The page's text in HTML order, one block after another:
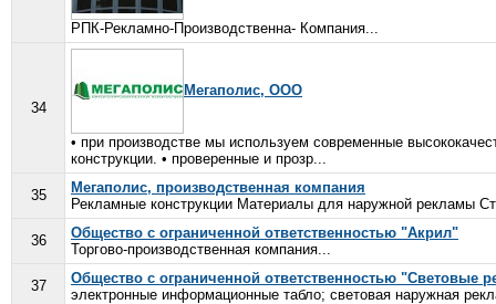
РПК-Рекламно-Производственна- Компания...
34
Мегаполис, ООО
• при производстве мы используем современные
конструкции. • проверенные и прозр...
35
Мегаполис, производственная компания
Рекламные конструкции Материалы для наружной рекламы
36
Общество с ограниченной ответственностью "Акрил"
Торгово-производственная компания...
37
Общество с ограниченной ответственностью "Световые
электронные информационные табло; световая наружная